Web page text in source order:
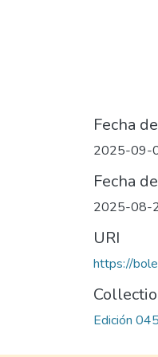
Fecha
2025-09-
Fecha
2025-08-
URI
https://
Edición